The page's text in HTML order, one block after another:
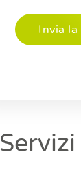
Servizi